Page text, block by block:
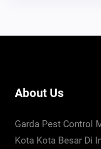
About Us
Garda Pest Control
Kota Kota Besar Di